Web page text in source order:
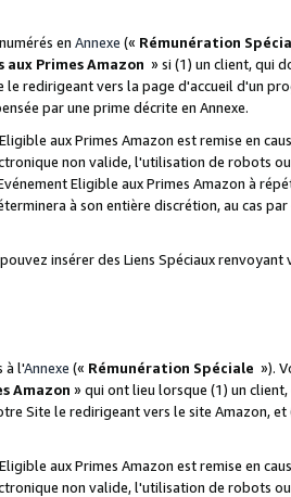
en Annexe (« Rémunération
aux Primes Amazon » si (1) un client, qui
redirigeant vers la page d'accueil d'un
par une prime décrite en Annexe.
aux Primes Amazon est remise en
non valide, l'utilisation de robots
Eligible aux Primes Amazon à
à son entière discrétion, au cas
insérer des Liens Spéciaux
à l'Annexe (« Rémunération Spéciale »).
Amazon » qui ont lieu lorsque (1) un
Site le redirigeant vers le site Amazon, et
aux Primes Amazon est remise en
non valide, l'utilisation de robots